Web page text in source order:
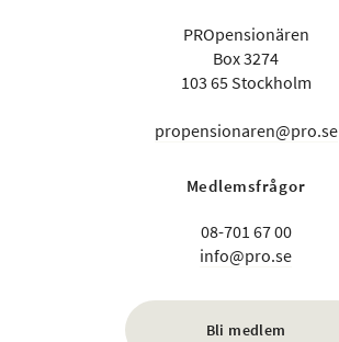
PROpensionären
Box 3274
103 65 Stockholm
propensionaren@pro.se
Medlemsfrågor
08-701 67 00
info@pro.se
Bli medlem